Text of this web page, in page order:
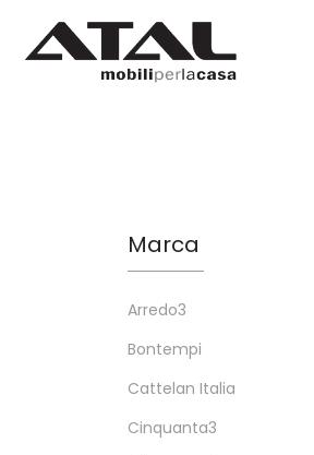
Marca
Arredo3
Bontempi
Cattelan Italia
Cinquanta3